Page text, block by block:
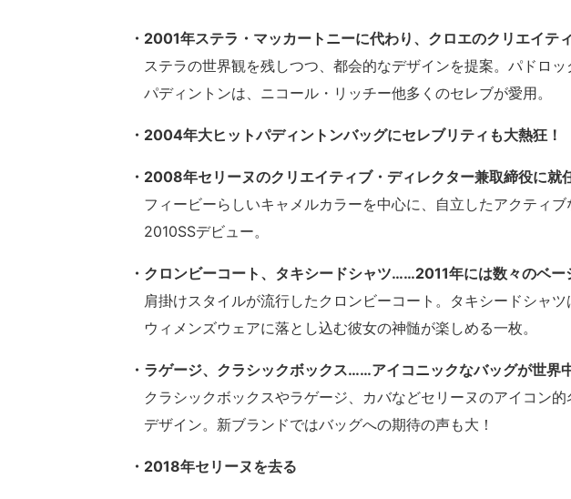
・2001年ステラ・マッカートニーに代わり、クロエのクリエイテ
ステラの世界観を残しつつ、都会的なデザインを提案。パドロ
パディントンは、ニコール・リッチー他多くのセレブが愛用。
・2004年大ヒットパディントンバッグにセレブリティも大熱狂！
・2008年セリーヌのクリエイティブ・ディレクター兼取締役に就
フィービーらしいキャメルカラーを中心に、自立したアクティブ
2010SSデビュー。
・クロンビーコート、タキシードシャツ……2011年には数々のベー
肩掛けスタイルが流行したクロンビーコート。タキシードシャ
ウィメンズウェアに落とし込む彼女の神髄が楽しめる一枚。
・ラゲージ、クラシックボックス……アイコニックなバッグが世界
クラシックボックスやラゲージ、カバなどセリーヌのアイコン
デザイン。新ブランドではバッグへの期待の声も大！
・2018年セリーヌを去る